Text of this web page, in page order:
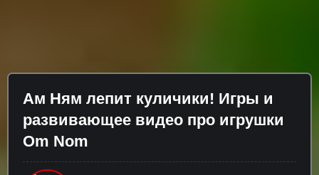
Ам Ням лепит куличики! Игры и
развивающее видео про игрушки
Om Nom